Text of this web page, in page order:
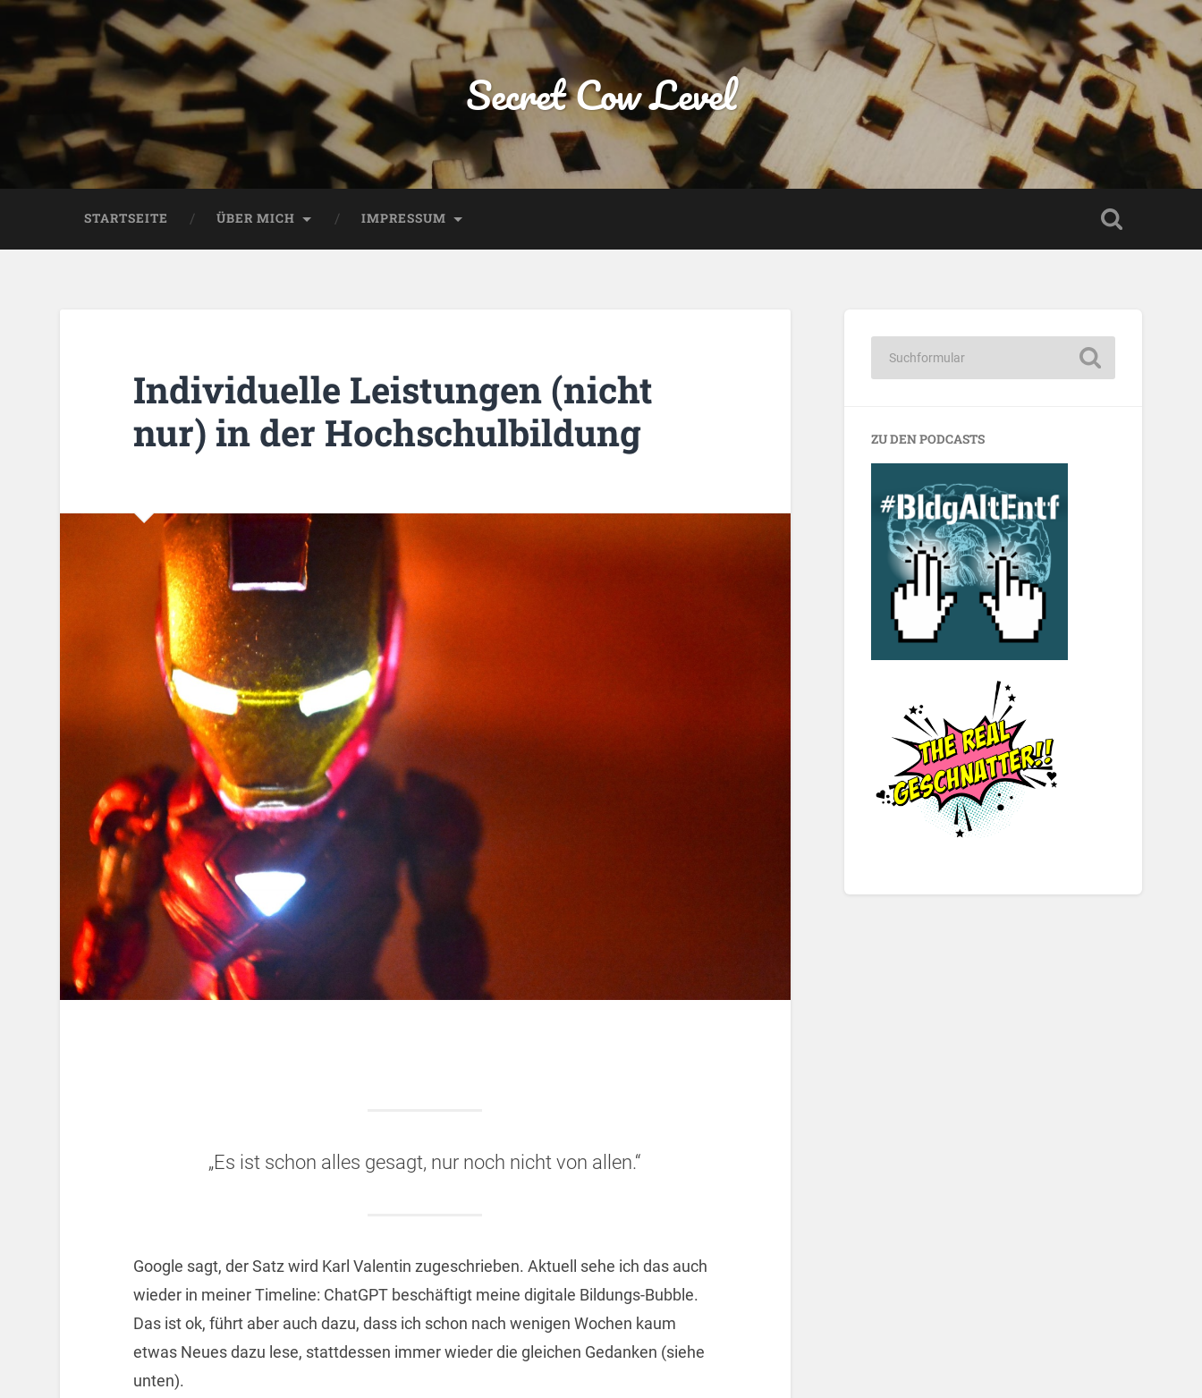
Secret Cow Level
STARTSEITE ÜBER MICH IMPRESSUM
Individuelle Leistungen (nicht
nur) in der Hochschulbildung
„Es ist schon alles gesagt, nur noch nicht von allen.“
Google sagt, der Satz wird Karl Valentin zugeschrieben. Aktuell sehe ich das auch
wieder in meiner Timeline: ChatGPT beschäftigt meine digitale Bildungs-Bubble.
Das ist ok, führt aber auch dazu, dass ich schon nach wenigen Wochen kaum
etwas Neues dazu lese, stattdessen immer wieder die gleichen Gedanken (siehe
unten).
ZU DEN PODCASTS